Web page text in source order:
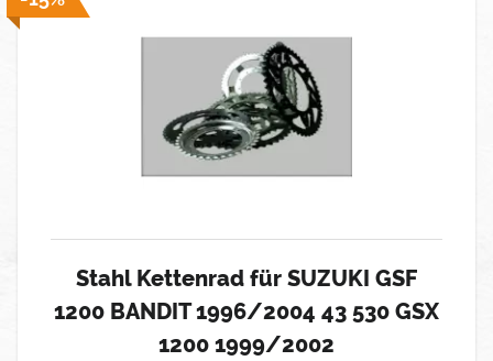
Stahl Kettenrad für SUZUKI GSF
1200 BANDIT 1996/2004 43 530 GSX
1200 1999/2002